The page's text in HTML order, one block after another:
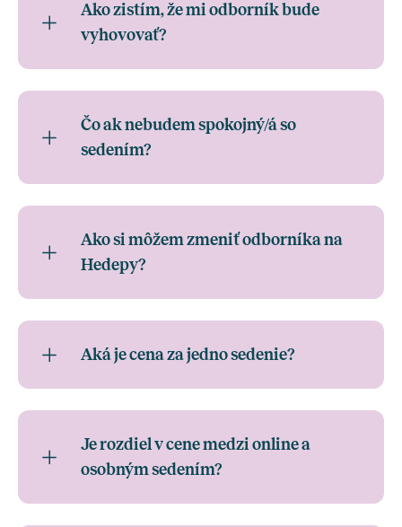
Ako zistím, že mi odborník bude
vyhovovať?
Čo ak nebudem spokojný/á so
sedením?
Ako si môžem zmeniť odborníka na
Hedepy?
Aká je cena za jedno sedenie?
Je rozdiel v cene medzi online a
osobným sedením?